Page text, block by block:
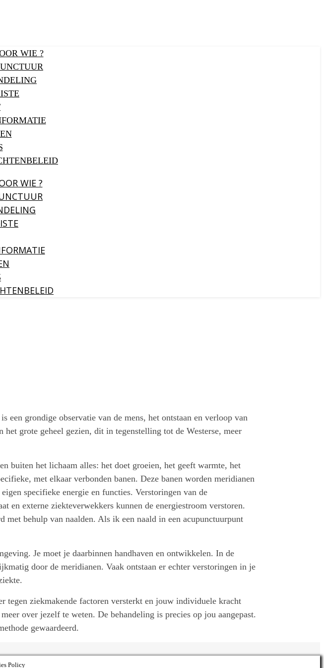
WIE ?
WIE ?
grondige observatie van de mens, het ontstaan en verloop van
grote geheel gezien, dit in tegenstelling tot de Westerse, meer
buiten het lichaam alles: het doet groeien, het geeft warmte, het
met elkaar verbonden banen. Deze banen worden meridianen
specifieke energie en functies. Verstoringen van de
en externe ziekteverwekkers kunnen de energiestroom verstoren.
met behulp van naalden. Als ik een naald in een acupunctuurpunt
Je moet je daarbinnen handhaven en ontwikkelen. In de
door de meridianen. Vaak ontstaan er echter verstoringen in je
tegen ziekmakende factoren versterkt en jouw individuele kracht
over jezelf te weten. De behandeling is precies op jou aangepast.
gewaardeerd.
Policy